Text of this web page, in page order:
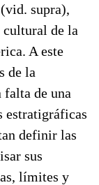
supra),
cultural de la
A este
de la
de una
estratigráficas
definir las
sus
límites y